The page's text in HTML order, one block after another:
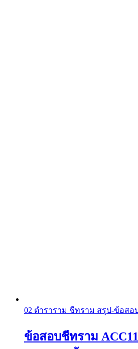
02 ตำราราม ชีทราม สรุป-ข้อสอ
ข้อสอบชีทราม